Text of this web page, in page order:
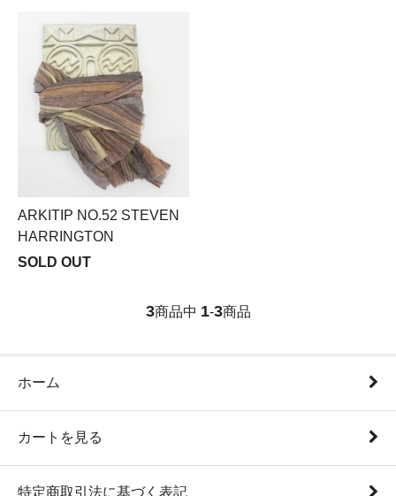
ARKITIP NO.52 STEVEN
HARRINGTON
SOLD OUT
3商品中 1-3商品
ホーム
カートを見る
特定商取引法に基づく表記